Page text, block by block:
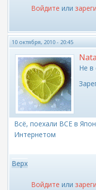
Войдите или
10 октября, 2010 - 20:45
Не в
Всё, поехали ВСЕ в
Интернетом
Верх
Войдите или